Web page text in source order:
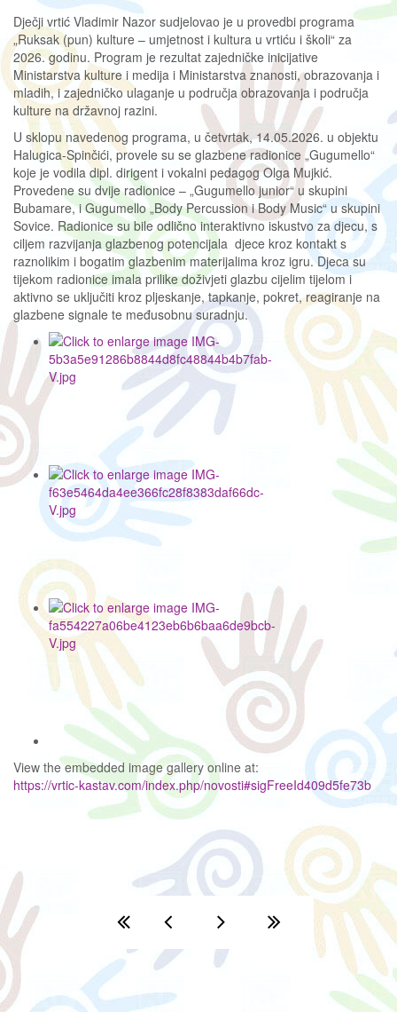
Dječji vrtić Vladimir Nazor sudjelovao je u provedbi programa
„Ruksak (pun) kulture – umjetnost i kultura u vrtiću i školi“ za
2026. godinu. Program je rezultat zajedničke inicijative
Ministarstva kulture i medija i Ministarstva znanosti, obrazovanja i
mladih, i zajedničko ulaganje u područja obrazovanja i područja
kulture na državnoj razini.
U sklopu navedenog programa, u četvrtak, 14.05.2026. u objektu
Halugica-Spinčići, provele su se glazbene radionice „Gugumello“
koje je vodila dipl. dirigent i vokalni pedagog Olga Mujkić.
Provedene su dvije radionice – „Gugumello junior“ u skupini
Bubamare, i Gugumello „Body Percussion i Body Music“ u skupini
Sovice. Radionice su bile odlično interaktivno iskustvo za djecu, s
ciljem razvijanja glazbenog potencijala djece kroz kontakt s
raznolikim i bogatim glazbenim materijalima kroz igru. Djeca su
tijekom radionice imala prilike doživjeti glazbu cijelim tijelom i
aktivno se uključiti kroz pljeskanje, tapkanje, pokret, reagiranje na
glazbene signale te međusobnu suradnju.
View the embedded image gallery online at:
https://vrtic-kastav.com/index.php/novosti#sigFreeId409d5fe73b